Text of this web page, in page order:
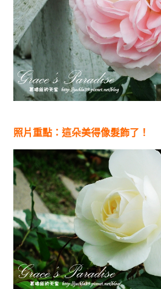
照片重點：這朵美得像髮飾了！